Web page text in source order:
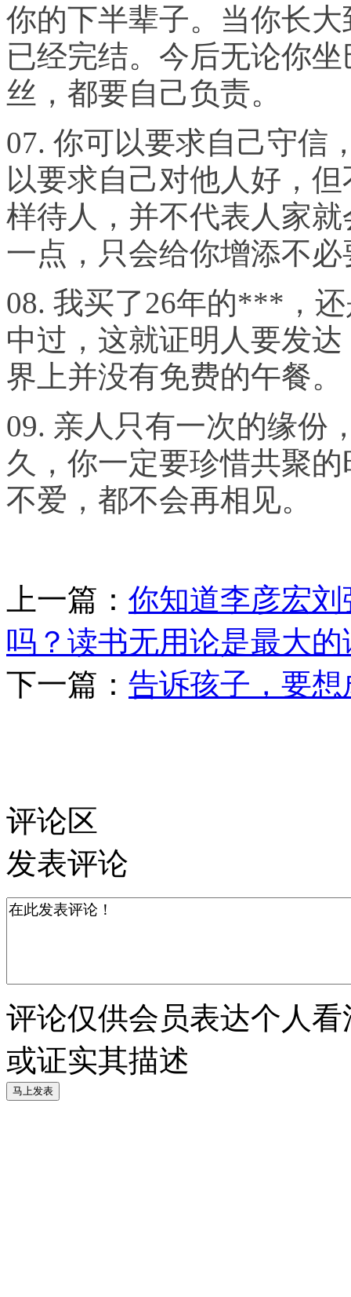
你的下半辈子。当你长
已经完结。今后无论你
丝，都要自己负责。
07. 你可以要求自己守信
以要求自己对他人好，
样待人，并不代表人家
一点，只会给你增添不
08. 我买了26年的***，还
中过，这就证明人要发
界上并没有免费的午餐。
09. 亲人只有一次的缘份
久，你一定要珍惜共聚
不爱，都不会再相见。
上一篇： 你知道李彦宏
吗？读书无用论是最大的
下一篇： 告诉孩子，要
评论区
发表评论
评论仅供会员表达个人
或证实其描述